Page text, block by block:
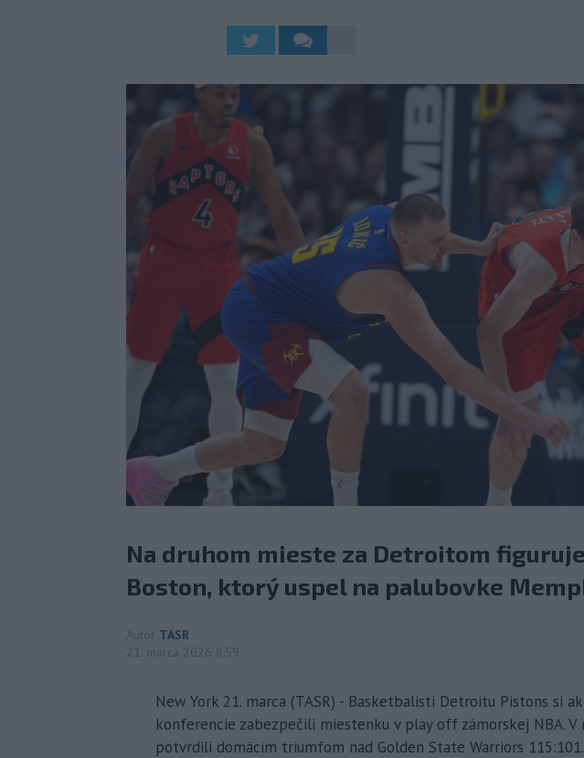
Na druhom mieste za Detroitom
Boston, ktorý uspel na palubovke
Autor TASR
21. marca 2026 8:59
New York 21. marca (TASR) - Basketbalisti Detroitu Pistons si
konferencie zabezpečili miestenku v play off zámorskej NBA.
potvrdili domácim triumfom nad Golden State Warriors